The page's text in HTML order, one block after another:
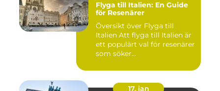
Flyga till Italien: En Guide
för Resenärer
Översikt över Flyga till
Italien Att flyga till Italien är
ett populärt val för resenärer
som söker...
17. jan